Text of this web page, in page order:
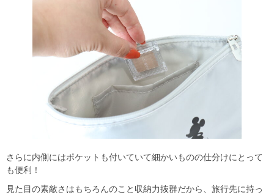
さらに内側にはポケットも付いていて細かいものの仕分けにとって
も便利！
見た目の素敵さはもちろんのこと収納力抜群だから、旅行先に持っ